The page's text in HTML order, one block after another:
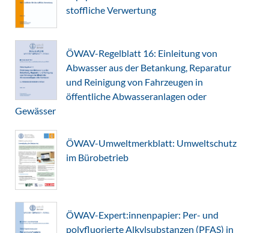
stoffliche Verwertung
ÖWAV-Regelblatt 16: Einleitung von
Abwasser aus der Betankung, Reparatur
und Reinigung von Fahrzeugen in
öffentliche Abwasseranlagen oder
Gewässer
ÖWAV-Umweltmerkblatt: Umweltschutz
im Bürobetrieb
ÖWAV-Expert:innenpapier: Per- und
polyfluorierte Alkylsubstanzen (PFAS) in